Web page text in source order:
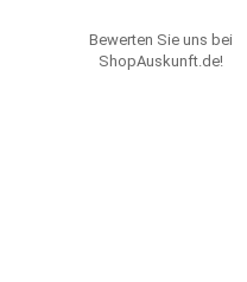
Bewerten Sie uns bei
ShopAuskunft.de!